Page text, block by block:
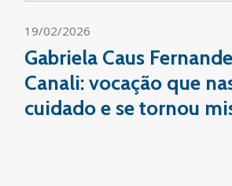
19/02/2026
Gabriela Caus
Canali: vocação que
cuidado e se tornou